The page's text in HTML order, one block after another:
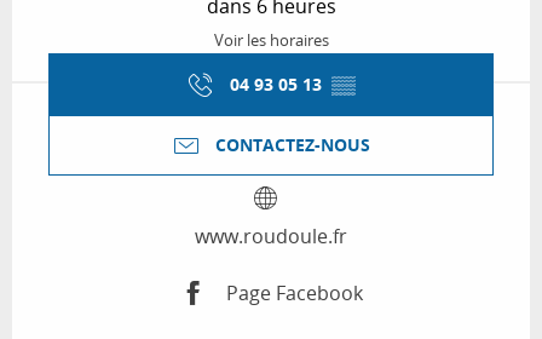
dans 6 heures
Voir les horaires
04 93 05 13 ▒▒
CONTACTEZ-NOUS
www.roudoule.fr
Page Facebook